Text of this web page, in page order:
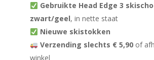
Gebruikte Head Edge 3
zwart/geel, in nette staat
Nieuwe skistokken
Verzending slechts € 5,90of
winkel